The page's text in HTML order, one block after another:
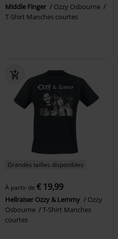
Middle Finger
Ozzy Osbourne
T-Shirt Manches courtes
Grandes tailles disponibles
À partir de € 19,99
Hellraiser Ozzy & Lemmy
Ozzy
Osbourne
T-Shirt Manches
courtes